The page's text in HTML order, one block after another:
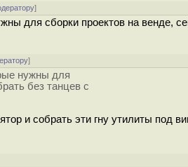
]
для сборки проектов на венде,
]
нужны для
без танцев с
и собрать эти гну утилиты под